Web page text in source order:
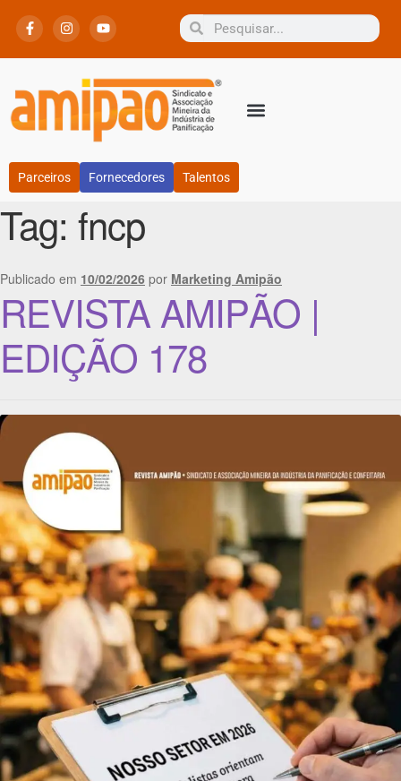
Parceiros Fornecedores Talentos
Tag: fncp
Publicado em 10/02/2026 por Marketing Amipão
REVISTA AMIPÃO |
EDIÇÃO 178